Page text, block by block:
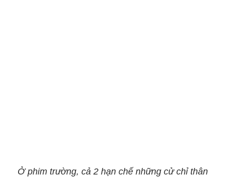
Ở phim trường, cả 2 hạn chế những cử chỉ thân